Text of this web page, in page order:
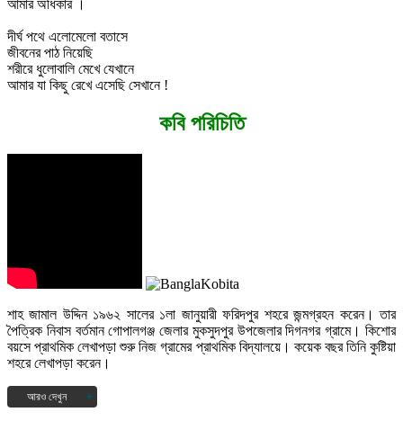
আমার অধিকার ।
দীর্ঘ পথে এলোমেলো বতাসে
জীবনের পাঠ নিয়েছি
শরীরে ধুলোবালি মেখে যেখানে
আমার যা কিছু রেখে এসেছি সেখানে !
কবি পরিচিতি
শাহ জামাল উদ্দিন ১৯৬২ সালের ১লা জানুয়ারী ফরিদপুর শহরে জন্মগ্রহন করেন। তার
পৈত্রিক নিবাস বর্তমান গোপালগঞ্জ জেলার মুকসুদপুর উপজেলার দিগনগর গ্রামে। কিশোর
বয়সে প্রাথমিক লেখাপড়া শুরু নিজ গ্রামের প্রাথমিক বিদ্যালয়ে। কয়েক বছর তিনি কুষ্টিয়া
শহরে লেখাপড়া করেন।
আরও দেখুন